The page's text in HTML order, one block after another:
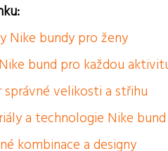
Nike bundy pro ženy
bund pro každou
správné velikosti a střihu
a technologie Nike bund
kombinace a designy